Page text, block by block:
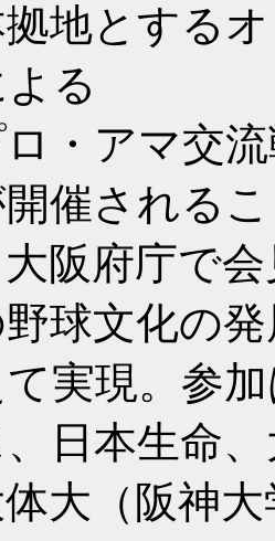
地とする
る
ロ・アマ交
開催される
大阪府庁で
球文化の
実現。参
日本生命
大（阪神